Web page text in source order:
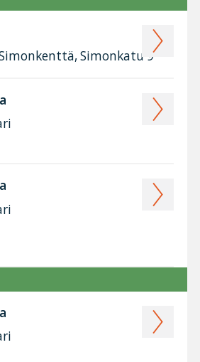
Simonkatu 9